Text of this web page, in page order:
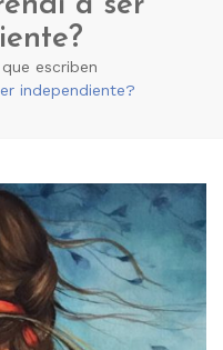
escriben
independiente?